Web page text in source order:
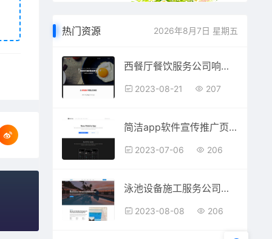
热门资源 2026年8月7日 星期五
西餐厅餐饮服务公司响应式模板
2023-08-21 207
简洁app软件宣传推广页html网页模板
2023-07-06 206
泳池设备施工服务公司通用网页模板
2023-08-08 206